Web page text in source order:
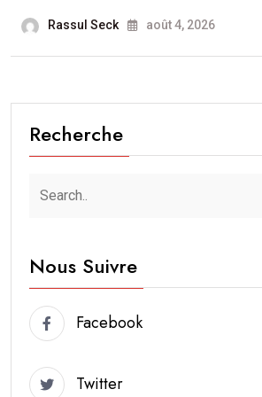
Rassul Seck août 4, 2026
Recherche
Nous Suivre
Facebook
Twitter